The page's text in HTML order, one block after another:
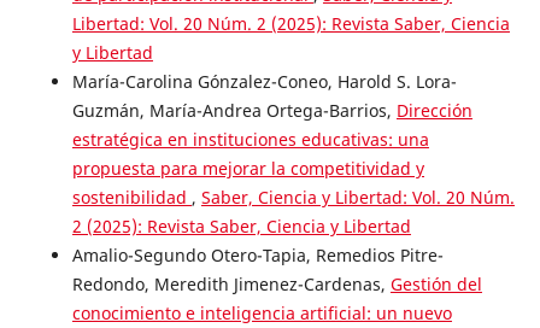
Libertad: Vol. 20 Núm. 2 (2025): Revista Saber, Ciencia
y Libertad
María-Carolina Gónzalez-Coneo, Harold S. Lora-
Guzmán, María-Andrea Ortega-Barrios, Dirección
estratégica en instituciones educativas: una
propuesta para mejorar la competitividad y
sostenibilidad , Saber, Ciencia y Libertad: Vol. 20 Núm.
2 (2025): Revista Saber, Ciencia y Libertad
Amalio-Segundo Otero-Tapia, Remedios Pitre-
Redondo, Meredith Jimenez-Cardenas, Gestión del
conocimiento e inteligencia artificial: un nuevo